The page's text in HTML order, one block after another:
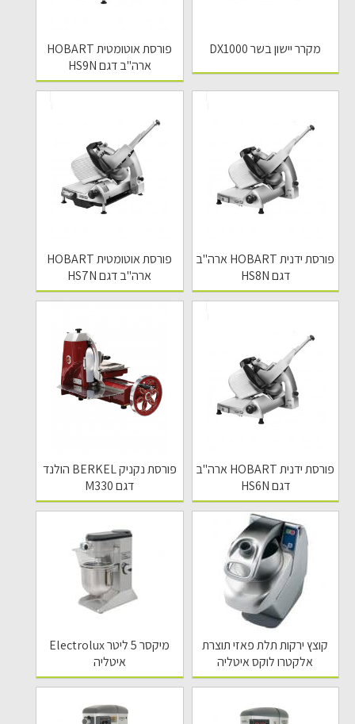
מקרר יישון בשר DX1000
פורסת אוטומטית HOBART
ארה"ב דגם HS9N
פורסת ידנית HOBART ארה"ב
דגם HS8N
פורסת אוטומטית HOBART
ארה"ב דגם HS7N
פורסת ידנית HOBART ארה"ב
דגם HS6N
פורסת נקניק BERKEL הולנד
דגם M330
קוצץ ירקות תלת פאזי תוצרת
אלקטרו לוקס איטליה
מיקסר 5 ליטר Electrolux
איטליה